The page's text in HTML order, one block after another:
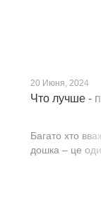
20 Июня, 2024
Что лучше -
Багато хто
дошка – це